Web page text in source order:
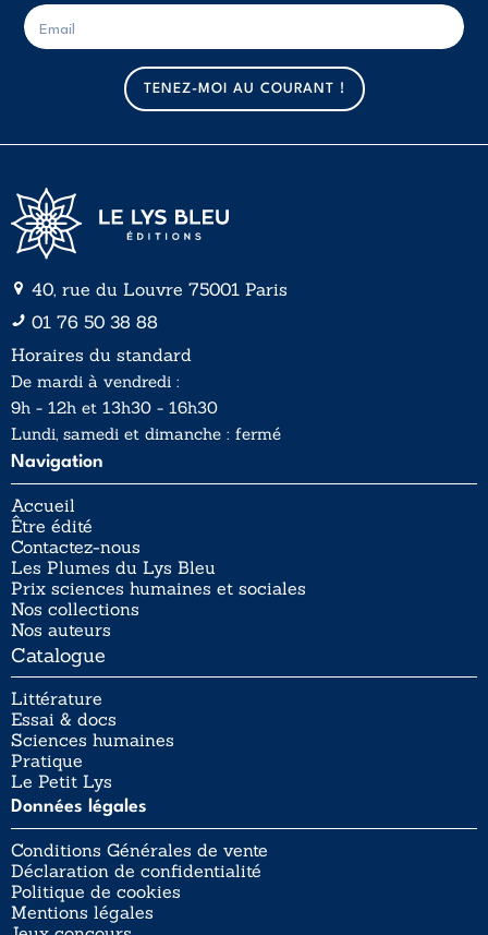
m
a
i
l
E
-
m
TENEZ-MOI AU COURANT !
40, rue du Louvre 75001 Paris
01 76 50 38 88
Horaires du standard
De mardi à vendredi :
9h - 12h et 13h30 - 16h30
Lundi, samedi et dimanche : fermé
Navigation
Accueil
Être édité
Contactez-nous
Les Plumes du Lys Bleu
Prix sciences humaines et sociales
Nos collections
Nos auteurs
Catalogue
Littérature
Essai & docs
Sciences humaines
Pratique
Le Petit Lys
Données légales
Conditions Générales de vente
Déclaration de confidentialité
Politique de cookies
Mentions légales